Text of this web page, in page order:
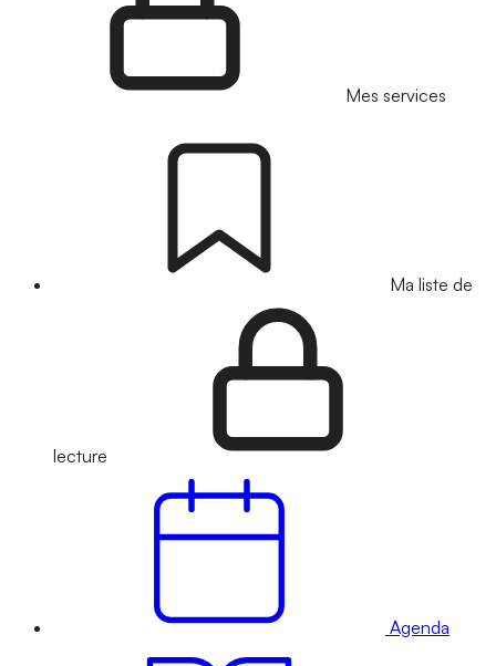
Mes services
Ma liste de
lecture
Agenda